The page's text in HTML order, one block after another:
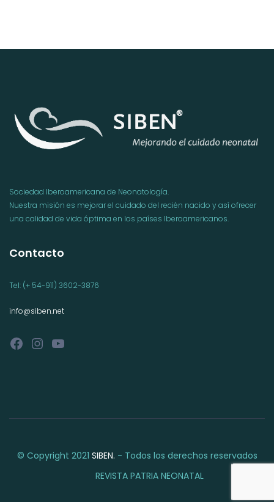
Sociedad Iberoamericana de Neonatología.
Nuestra misión es mejorar el cuidado del recién nacido y así ofrecer
una calidad de vida óptima en los países Iberoamericanos.
Contacto
Tel: (+ 54-911) 3602-3876
info@siben.net
Facebook
Instagram
YouTube
© Copyright 2021 SIBEN. - Todos los derechos reservados
REVISTA PATRIA NEONATAL